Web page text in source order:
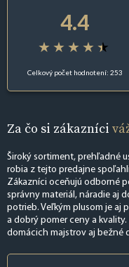
4.4
Celkový počet hodnotení: 253
Za čo si zákazníci
Široký sortiment, prehľadné
robia z tejto predajne
Zákazníci oceňujú odborné
správny materiál, náradie aj
potrieb. Veľkým plusom je aj
a dobrý pomer ceny a
domácich majstrov aj bežné